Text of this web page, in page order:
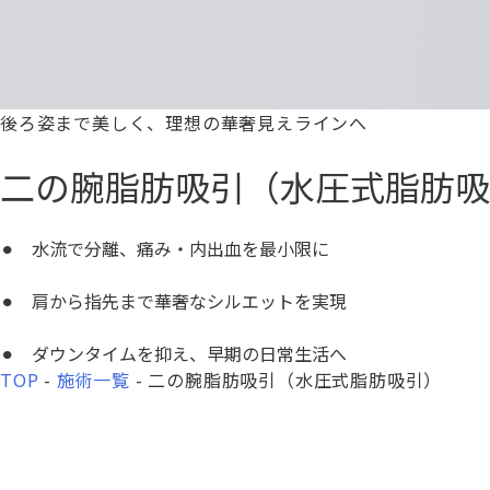
後ろ姿まで美しく、理想の華奢見えラインへ
二の腕脂肪吸引（水圧式脂肪
⚫︎ 水流で分離、痛み・内出血を最小限に
⚫︎ 肩から指先まで華奢なシルエットを実現
⚫︎ ダウンタイムを抑え、早期の日常生活へ
TOP - 施術一覧 - 二の腕脂肪吸引（水圧式脂肪吸引）